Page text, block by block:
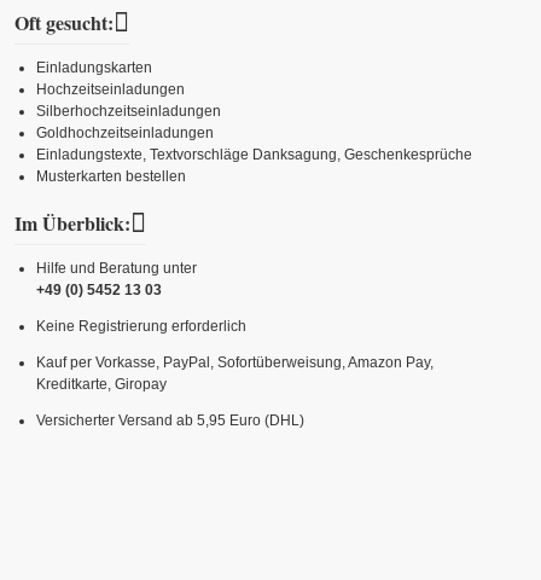
Oft gesucht:
Einladungskarten
Hochzeitseinladungen
Silberhochzeitseinladungen
Goldhochzeitseinladungen
Einladungstexte, Textvorschläge Danksagung, Geschenkesprüche
Musterkarten bestellen
Im Überblick:
Hilfe und Beratung unter
+49 (0) 5452 13 03
Keine Registrierung erforderlich
Kauf per Vorkasse, PayPal, Sofortüberweisung, Amazon Pay,
Kreditkarte, Giropay
Versicherter Versand ab 5,95 Euro (DHL)